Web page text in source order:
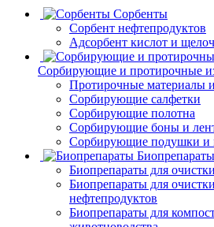
Сорбенты
Сорбент нефтепродуктов
Адсорбент кислот и
Сорбирующие и протирочные
Протирочные материалы
Сорбирующие салфетки
Сорбирующие полотна
Сорбирующие боны и
Сорбирующие подушки и
Биопрепараты
Биопрепараты для
Биопрепараты для
нефтепродуктов
Биопрепараты для